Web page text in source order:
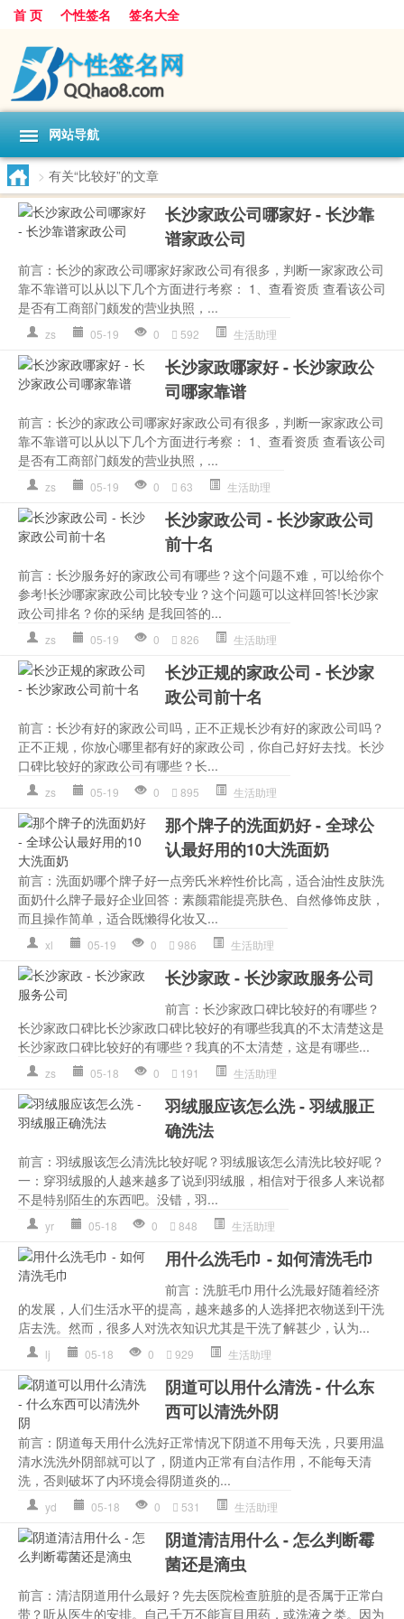
首 页 个性签名 签名大全
网站导航
> 有关“比较好”的文章
长沙家政公司哪家好 - 长沙靠
谱家政公司
前言：长沙的家政公司哪家好家政公司有很多，判断一家家政公司
靠不靠谱可以从以下几个方面进行考察： 1、查看资质 查看该公司
是否有工商部门颇发的营业执照，...
zs 05-19 0 592 生活助理
长沙家政哪家好 - 长沙家政公
司哪家靠谱
前言：长沙的家政公司哪家好家政公司有很多，判断一家家政公司
靠不靠谱可以从以下几个方面进行考察： 1、查看资质 查看该公司
是否有工商部门颇发的营业执照，...
zs 05-19 0 63 生活助理
长沙家政公司 - 长沙家政公司
前十名
前言：长沙服务好的家政公司有哪些？这个问题不难，可以给你个
参考!长沙哪家家政公司比较专业？这个问题可以这样回答!长沙家
政公司排名？你的采纳 是我回答的...
zs 05-19 0 826 生活助理
长沙正规的家政公司 - 长沙家
政公司前十名
前言：长沙有好的家政公司吗，正不正规长沙有好的家政公司吗？
正不正规，你放心哪里都有好的家政公司，你自己好好去找。长沙
口碑比较好的家政公司有哪些？长...
zs 05-19 0 895 生活助理
那个牌子的洗面奶好 - 全球公
认最好用的10大洗面奶
前言：洗面奶哪个牌子好一点旁氏米粹性价比高，适合油性皮肤洗
面奶什么牌子最好企业回答：素颜霜能提亮肤色、自然修饰皮肤，
而且操作简单，适合既懒得化妆又...
xl 05-19 0 986 生活助理
长沙家政 - 长沙家政服务公司
前言：长沙家政口碑比较好的有哪些？
长沙家政口碑比长沙家政口碑比较好的有哪些我真的不太清楚这是
长沙家政口碑比较好的有哪些？我真的不太清楚，这是有哪些...
zs 05-18 0 191 生活助理
羽绒服应该怎么洗 - 羽绒服正
确洗法
前言：羽绒服该怎么清洗比较好呢？羽绒服该怎么清洗比较好呢？
一：穿羽绒服的人越来越多了说到羽绒服，相信对于很多人来说都
不是特别陌生的东西吧。没错，羽...
yr 05-18 0 848 生活助理
用什么洗毛巾 - 如何清洗毛巾
前言：洗脏毛巾用什么洗最好随着经济
的发展，人们生活水平的提高，越来越多的人选择把衣物送到干洗
店去洗。然而，很多人对洗衣知识尤其是干洗了解甚少，认为...
lj 05-18 0 929 生活助理
阴道可以用什么清洗 - 什么东
西可以清洗外阴
前言：阴道每天用什么洗好正常情况下阴道不用每天洗，只要用温
清水洗洗外阴部就可以了，阴道内正常有自洁作用，不能每天清
洗，否则破坏了内环境会得阴道炎的...
yd 05-18 0 531 生活助理
阴道清洁用什么 - 怎么判断霉
菌还是滴虫
前言：清洁阴道用什么最好？先去医院检查脏脏的是否属于正常白
带？听从医生的安排。自己千万不能盲目用药，或洗液之类。因为